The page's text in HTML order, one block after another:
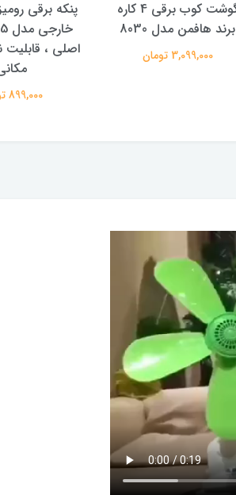
گوشت کوب برقی 4 کاره
برند هافمن مدل 8030
3,099,000 تومان
پنکه برقی
اصلی ،
899,000 تومان